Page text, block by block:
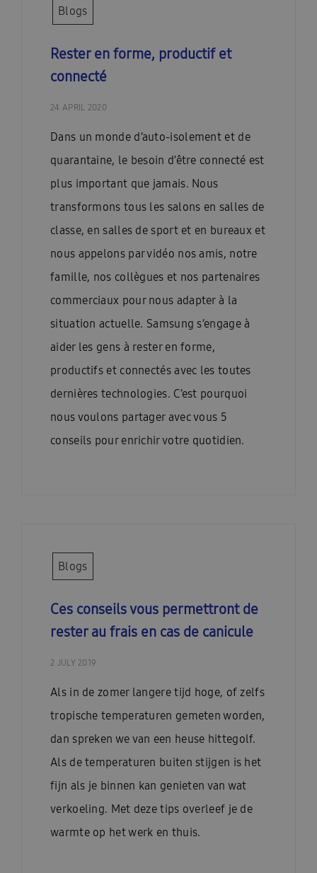
Blogs
Rester en forme, productif et
connecté
24 APRIL 2020
Dans un monde d’auto-isolement et de
quarantaine, le besoin d’être connecté est
plus important que jamais. Nous
transformons tous les salons en salles de
classe, en salles de sport et en bureaux et
nous appelons par vidéo nos amis, notre
famille, nos collègues et nos partenaires
commerciaux pour nous adapter à la
situation actuelle. Samsung s’engage à
aider les gens à rester en forme,
productifs et connectés avec les toutes
dernières technologies. C’est pourquoi
nous voulons partager avec vous 5
conseils pour enrichir votre quotidien.
Blogs
Ces conseils vous permettront de
rester au frais en cas de canicule
2 JULY 2019
Als in de zomer langere tijd hoge, of zelfs
tropische temperaturen gemeten worden,
dan spreken we van een heuse hittegolf.
Als de temperaturen buiten stijgen is het
fijn als je binnen kan genieten van wat
verkoeling. Met deze tips overleef je de
warmte op het werk en thuis.